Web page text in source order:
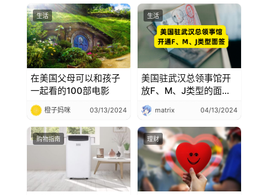
生活
在美国父母可以和孩子
一起看的100部电影
橙子妈咪 03/13/2024
生活
美国驻武汉总领事馆开
放F、M、J类型的面
签，武汉领事馆美国面
签 matrix 04/13/2024
购物指南 理财